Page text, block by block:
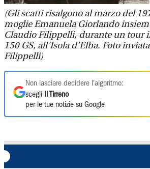
(Gli scatti risalgono al marzo del
moglie Emanuela Giorlando
Claudio Filippelli, durante un tour
150 GS, all’Isola d’Elba. Foto
Filippelli)
Non lasciare decidere l'algoritmo:
scegli
Il Tirreno
per le tue notizie su Google